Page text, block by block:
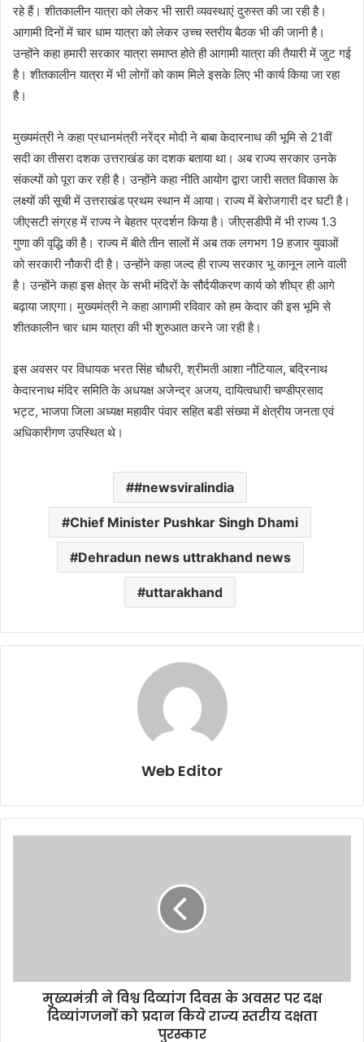
रहे हैं। शीतकालीन यात्रा को लेकर भी सारी व्यवस्थाएं दुरुस्त की जा रही है।
आगामी दिनों में चार धाम यात्रा को लेकर उच्च स्तरीय बैठक भी की जानी है।
उन्होंने कहा हमारी सरकार यात्रा समाप्त होते ही आगामी यात्रा की तैयारी में जुट गई
है। शीतकालीन यात्रा में भी लोगों को काम मिले इसके लिए भी कार्य किया जा रहा
है।
मुख्यमंत्री ने कहा प्रधानमंत्री नरेंद्र मोदी ने बाबा केदारनाथ की भूमि से 21वीं
सदी का तीसरा दशक उत्तराखंड का दशक बताया था। अब राज्य सरकार उनके
संकल्पों को पूरा कर रही है। उन्होंने कहा नीति आयोग द्वारा जारी सतत विकास के
लक्ष्यों की सूची में उत्तराखंड प्रथम स्थान में आया। राज्य में बेरोजगारी दर घटी है।
जीएसटी संग्रह में राज्य ने बेहतर प्रदर्शन किया है। जीएसडीपी में भी राज्य 1.3
गुणा की वृद्धि की है। राज्य में बीते तीन सालों में अब तक लगभग 19 हजार युवाओं
को सरकारी नौकरी दी है। उन्होंने कहा जल्द ही राज्य सरकार भू कानून लाने वाली
है। उन्होंने कहा इस क्षेत्र के सभी मंदिरों के सौर्दयीकरण कार्य को शीघ्र ही आगे
बढ़ाया जाएगा। मुख्यमंत्री ने कहा आगामी रविवार को हम केदार की इस भूमि से
शीतकालीन चार धाम यात्रा की भी शुरुआत करने जा रही है।
इस अवसर पर विधायक भरत सिंह चौधरी, श्रीमती आशा नौटियाल, बद्रिनाथ
केदारनाथ मंदिर समिति के अधयक्ष अजेन्द्र अजय, दायित्वधारी चण्डीप्रसाद
भट्ट, भाजपा जिला अध्यक्ष महावीर पंवार सहित बडी संख्या में क्षेत्रीय जनता एवं
अधिकारीगण उपस्थित थे।
#newsviralindia
Chief Minister Pushkar Singh Dhami
Dehradun news uttrakhand news
uttarakhand
Web Editor
व्यां
मुख्यमंत्री ने विश्व दिव्यांग दिवस के अवसर पर दक्ष
दिव्यांगजनों को प्रदान किये राज्य स्तरीय दक्षता
पुरस्कार